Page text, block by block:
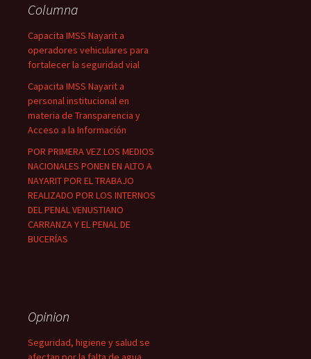
Columna
Capacita IMSS Nayarit a
operadores vehiculares para
fortalecer la seguridad vial
Capacita IMSS Nayarit a
personal institucional en
materia de Transparencia y
Acceso a la Información
POR PRIMERA VEZ LOS MEDIOS
NACIONALES PONEN EN ALTO A
NAYARIT POR EL TRABAJO
REALIZADO POR LOS INTERNOS
DEL PENAL VENUSTIANO
CARRANZA Y EL PENAL DE
BUCERÍAS
Opinion
Seguridad, higiene y salud se